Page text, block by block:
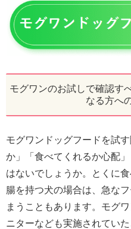
モグワンのお試しで確認す
なる方へ
モグワンドッグフードを試
か」「食べてくれるか心配
はないでしょうか。とくに
腸を持つ犬の場合は、急な
まうこともあります。モグ
ニターなども実施されてい